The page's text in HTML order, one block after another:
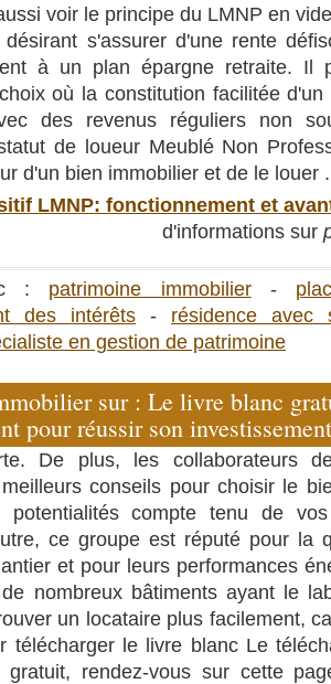
voir le principe du LMNP en
désirant s'assurer d'une rente
à un plan épargne retraite. Il
où la constitution facilitée
des revenus réguliers non
de loueur Meublé Non
d'un bien immobilier et de le louer
LMNP: fonctionnement et
d'informations sur
: patrimoine immobilier-
des intérêts - résidence avec
en gestion de patrimoine
sur : Le livre blanc
pour réussir son
De plus, les collaborateurs
conseils pour choisir le
potentialités compte tenu de
ce groupe est réputé pour la
et pour leurs performances
nombreux bâtiments ayant le
un locataire plus facilement,
télécharger le livre blanc Le
rendez-vous sur cette